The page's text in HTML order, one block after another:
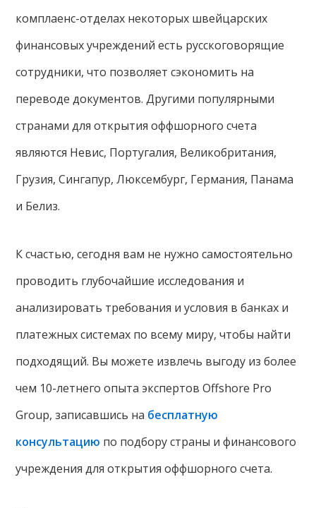
комплаенс-отделах некоторых швейцарских
финансовых учреждений есть русскоговорящие
сотрудники, что позволяет сэкономить на
переводе документов. Другими популярными
странами для открытия оффшорного счета
являются Невис, Португалия, Великобритания,
Грузия, Сингапур, Люксембург, Германия, Панама
и Белиз.
К счастью, сегодня вам не нужно самостоятельно
проводить глубочайшие исследования и
анализировать требования и условия в банках и
платежных системах по всему миру, чтобы найти
подходящий. Вы можете извлечь выгоду из более
чем 10-летнего опыта экспертов Offshore Pro
Group, записавшись на бесплатную
консультацию по подбору страны и финансового
учреждения для открытия оффшорного счета.